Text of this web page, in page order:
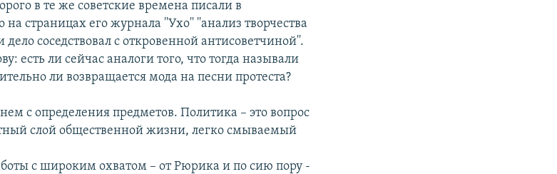
в те же советские времена писали в
на страницах его журнала ''Ухо'' ''анализ творчества
соседствовал с откровенной антисоветчиной''.
есть ли сейчас аналоги того, что тогда называли
ли возвращается мода на песни протеста?
с определения предметов. Политика – это вопрос
слой общественной жизни, легко смываемый
с широким охватом – от Рюрика и по сию пору -